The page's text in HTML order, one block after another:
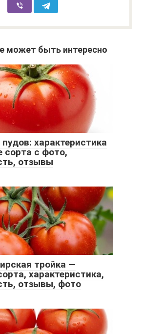
может быть интересно
характеристика
сорта с фото,
отзывы
тройка —
характеристика,
отзывы, фото